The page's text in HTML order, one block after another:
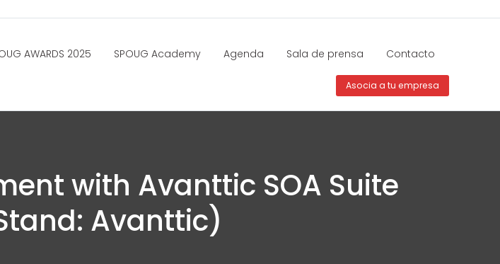
AWARDS 2025 SPOUG Academy Agenda Sala de prensa Contacto
Asocia a tu empresa
with Avanttic SOA Suite
Avanttic)